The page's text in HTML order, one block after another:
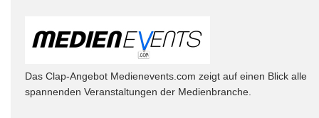
Das Clap-Angebot Medienevents.com zeigt auf einen Blick alle
spannenden Veranstaltungen der Medienbranche.